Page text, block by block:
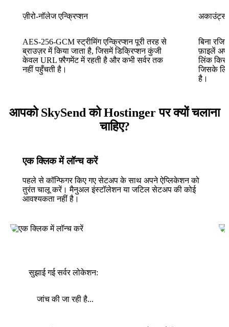
ज़ीरो-नॉलेज एन्क्रिप्शन
AES-256-GCM स्ट्रीमिंग एन्क्रिप्शन पूरी तरह से
ब्राउज़र में किया जाता है, जिसमें डिक्रिप्शन कुंजी
केवल URL फ़्रैगमेंट में रहती है और कभी सर्वर तक
नहीं पहुँचती है।
अकाउंट्स
बिना
फ़ाइलें
लिंक
जिसके
है।
आपको SkySend को Hostinger पर क्यों चलाना
चाहिए?
एक क्लिक में लॉन्च करें
पहले से कॉन्फिगर किए गए सेटअप के साथ अपने ऐप्लिकेशन को
तुरंत चालू करें। मैनुअल इंस्टॉलेशन या जटिल सेटअप की कोई
आवश्यकता नहीं है।
सुझाई गई सर्वर लोकेशन:
जांच की जा रही है...